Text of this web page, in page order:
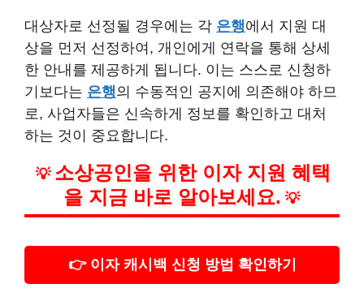
대상자로 선정될 경우에는 각 은행에서 지원 대
상을 먼저 선정하여, 개인에게 연락을 통해 상세
한 안내를 제공하게 됩니다. 이는 스스로 신청하
기보다는 은행의 수동적인 공지에 의존해야 하므
로, 사업자들은 신속하게 정보를 확인하고 대처
하는 것이 중요합니다.
💡 소상공인을 위한 이자 지원 혜택
을 지금 바로 알아보세요. 💡
👉 이자 캐시백 신청 방법 확인하기